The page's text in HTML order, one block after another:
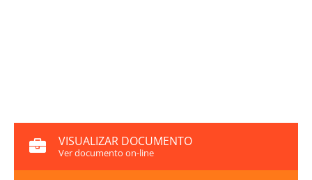
VISUALIZAR DOCUMENTO
Ver documento on-line